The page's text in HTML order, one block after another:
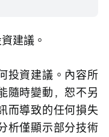
建議。
投資建議。內容所
隨時變動，恕不另
而導致的任何損失
析僅顯示部分技術